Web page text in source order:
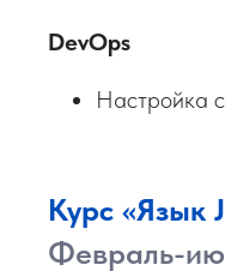
DevOps
Настройка
Курс «Язык
Февраль-
Ассистент
связь в чате во
Если тяжело,